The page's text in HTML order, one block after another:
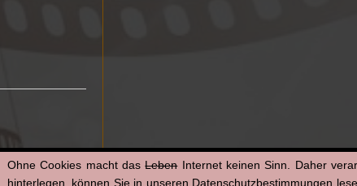
Ohne Cookies macht dasLebenInternet keinen Sinn. Daher
hinterlegen, können Sie in unseren Datenschutzbestimmungen